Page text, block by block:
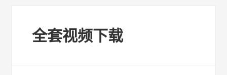
全套视频下载